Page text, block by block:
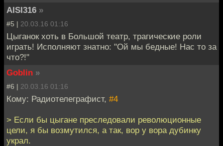
AISI316 »
#5 | 20.03.16 01:16
Цыганок хоть в Большой театр, трагические роли
играть! Исполняют знатно: "Ой мы бедные! Нас то за
что?!"
Goblin »
#6 | 20.03.16 01:16
Кому: Радиотелеграфист, #4
> Если бы цыгане преследовали революционные
цели, я бы возмутился, а так, вор у вора дубинку
украл.